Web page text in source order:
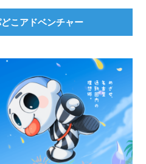
こアドベンチャー